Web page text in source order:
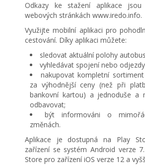
Odkazy ke stažení aplikace
webových stránkách www.iredo.info.
Využijte mobilní aplikaci pro
cestování. Díky aplikaci můžete:
sledovat aktuální polohy
vyhledávat spojení nebo
nakupovat kompletní sortiment
za výhodnější ceny (než při
bankovní kartou) a jednoduše a
odbavovat;
být informováni o
změnách.
Aplikace je dostupná na Play
zařízení se systém Android verze
Store pro zařízení iOS verze 12 a